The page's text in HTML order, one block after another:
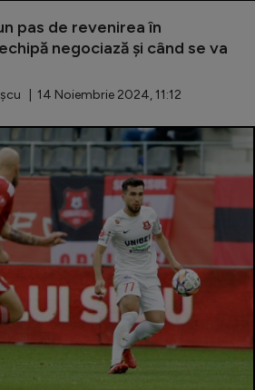
pas de revenirea în
negociază și când se va
| 14 Noiembrie 2024, 11:12